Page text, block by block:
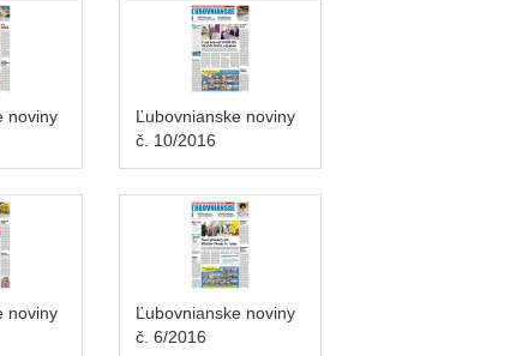
noviny
Ľubovnianske noviny
č. 10/2016
noviny
Ľubovnianske noviny
č. 6/2016